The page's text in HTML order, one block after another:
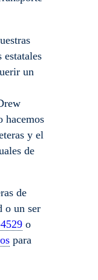
estatales
un
hacemos
y el
de
de
o un ser
o
para